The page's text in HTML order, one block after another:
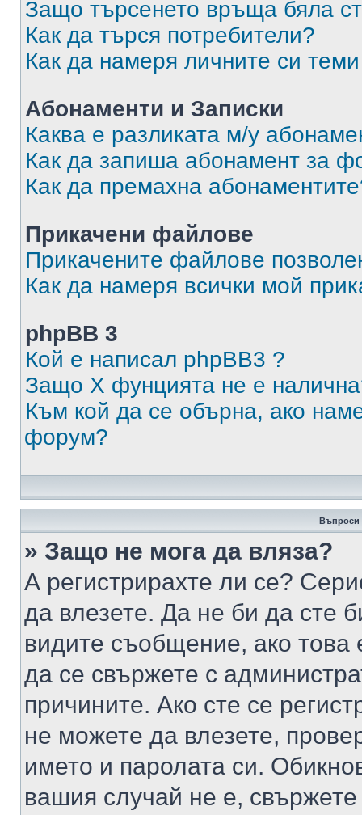
Защо търсенето връща бяла
Как да търся потребители?
Как да намеря личните си
Абонаменти и Записки
Каква е разликата м/у
Как да запиша абонамент за
Как да премахна
Прикачени файлове
Прикачените файлове
Как да намеря всички мой
phpBB 3
Кой е написал phpBB3 ?
Защо X фунцията не е
Към кой да се обърна, ако
форум?
Въпроси
» Защо не мога да вляза?
А регистрирахте ли се?
да влезете. Да не би да сте
видите съобщение, ако това
да се свържете с
причините. Ако сте се
не можете да влезете,
името и паролата си.
вашия случай не е,